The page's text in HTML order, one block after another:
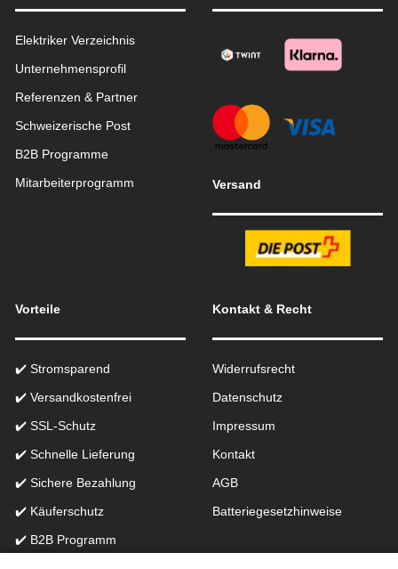
Elektriker Verzeichnis
Unternehmensprofil
Referenzen & Partner
Schweizerische Post
B2B Programme
Mitarbeiterprogramm
Versand
Vorteile
✔️ Stromsparend
✔️ Versandkostenfrei
✔️ SSL-Schutz
✔️ Schnelle Lieferung
✔️ Sichere Bezahlung
✔️ Käuferschutz
✔️ B2B Programm
Kontakt & Recht
Widerrufsrecht
Datenschutz
Impressum
Kontakt
AGB
Batteriegesetzhinweise